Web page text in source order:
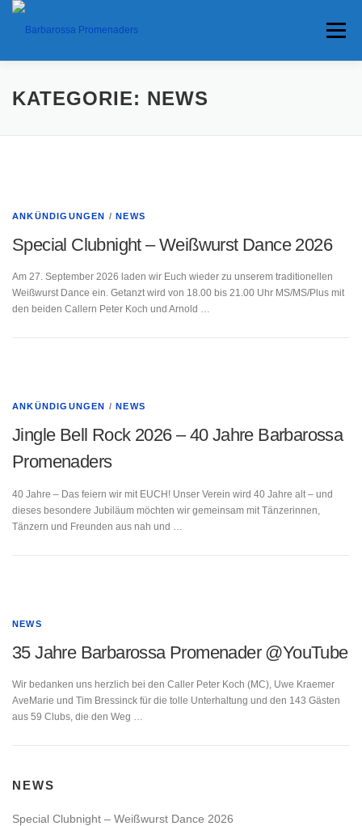
Menü
KONTAKTE HOME HOME
DATENSCHUTZ ANFAHRT
ANKÜNDIGUNGEN TRAVEL BANNER
MITGLIEDER
KATEGORIE: NEWS
ANKÜNDIGUNGEN / NEWS
Special Clubnight – Weißwurst Dance 2026
Am 27. September 2026 laden wir Euch wieder zu unserem traditionellen
Weißwurst Dance ein. Getanzt wird von 18.00 bis 21.00 Uhr MS/MS/Plus mit
den beiden Callern Peter Koch und Arnold …
ANKÜNDIGUNGEN / NEWS
Jingle Bell Rock 2026 – 40 Jahre Barbarossa
Promenaders
40 Jahre – Das feiern wir mit EUCH! Unser Verein wird 40 Jahre alt – und
dieses besondere Jubiläum möchten wir gemeinsam mit Tänzerinnen,
Tänzern und Freunden aus nah und …
NEWS
35 Jahre Barbarossa Promenader @YouTube
Wir bedanken uns herzlich bei den Caller Peter Koch (MC), Uwe Kraemer
AveMarie und Tim Bressinck für die tolle Unterhaltung und den 143 Gästen
aus 59 Clubs, die den Weg …
NEWS
Special Clubnight – Weißwurst Dance 2026